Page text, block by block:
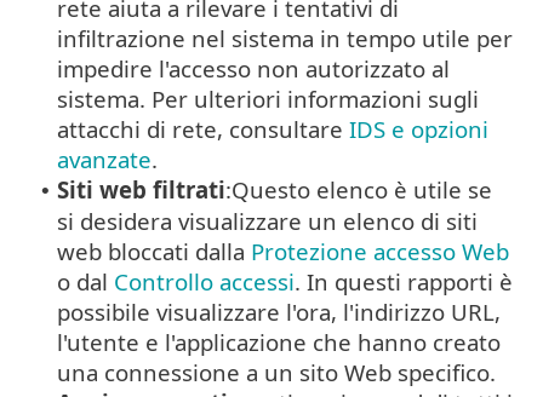
rete aiuta a rilevare i tentativi di
infiltrazione nel sistema in tempo utile per
impedire l'accesso non autorizzato al
sistema. Per ulteriori informazioni sugli
attacchi di rete, consultare IDS e opzioni
avanzate.
• Siti web filtrati:Questo elenco è utile se
si desidera visualizzare un elenco di siti
web bloccati dalla Protezione accesso Web
o dal Controllo accessi. In questi rapporti è
possibile visualizzare l'ora, l'indirizzo URL,
l'utente e l'applicazione che hanno creato
una connessione a un sito Web specifico.